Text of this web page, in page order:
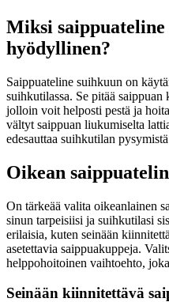
Miksi saippuateline
hyödyllinen?
Saippuateline suihkuun on
suihkutilassa. Se pitää
jolloin voit helposti pestä ja
vältyt saippuan liukumiselta
edesauttaa suihkutilan
Oikean
On tärkeää valita oikeanlainen
sinun tarpeisiisi ja suihkutilasi
erilaisia, kuten seinään
asetettavia saippuakuppeja.
helppohoitoinen vaihtoehto,
Seinään kiinnitettävä